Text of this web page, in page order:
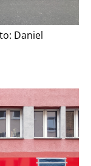
Daniel